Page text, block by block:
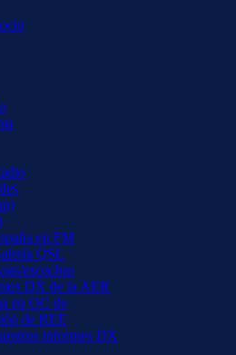
en FM
QSL
escuchas
DX de la AER
en OC de
de REE
informes DX